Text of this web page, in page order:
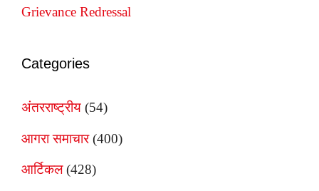
Grievance Redressal
Categories
अंतरराष्ट्रीय (54)
आगरा समाचार(400)
आर्टिकल(428)